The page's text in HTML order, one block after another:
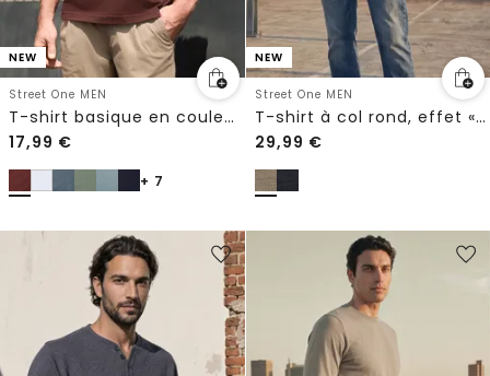
NEW
Street One MEN
T-shirt basique en couleur unie
17,99 €
+ 7
NEW
Street One MEN
T-shirt à col rond, effet « space-dye »
29,99 €